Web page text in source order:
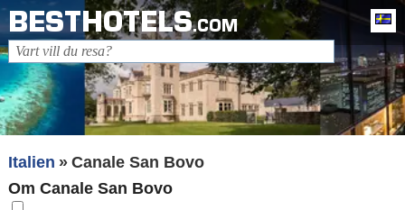
BESTHOTELS.COM
Italien
Canale San Bovo
Om Canale San Bovo